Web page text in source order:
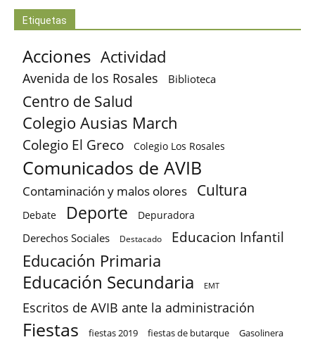
Etiquetas
Acciones Actividad
Avenida de los Rosales Biblioteca
Centro de Salud
Colegio Ausias March
Colegio El Greco Colegio Los Rosales
Comunicados de AVIB
Contaminación y malos olores Cultura
Debate Deporte Depuradora
Derechos Sociales Destacado Educacion Infantil
Educación Primaria
Educación Secundaria EMT
Escritos de AVIB ante la administración
Fiestas fiestas 2019 fiestas de butarque Gasolinera